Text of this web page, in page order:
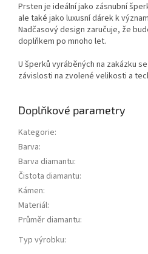
Prsten je ideální jako zásnubní
ale také jako luxusní dárek k
Nadčasový design zaručuje, že
doplňkem po mnoho let.
U šperků vyráběných na zakázku
závislosti na zvolené velikosti a
Doplňkové parametry
Kategorie:
Barva:
Barva diamantu:
Čistota diamantu:
Kámen:
Materiál:
Průměr diamantu:
Typ výrobku: